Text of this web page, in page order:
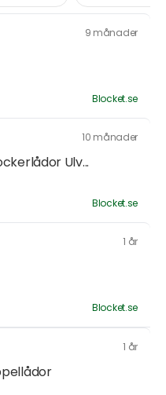
9 månader
Blocket.se
10 månader
Ulv...
Blocket.se
1 år
Blocket.se
1 år